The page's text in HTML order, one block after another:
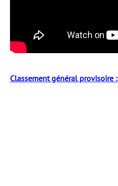
Classement général provisoire :